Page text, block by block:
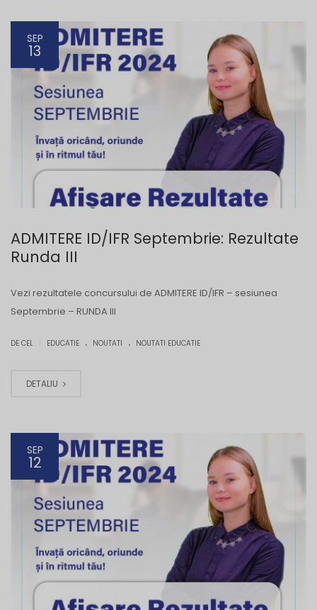
SEP
13
ADMITERE ID/IFR Septembrie: Rezultate
Runda III
Vezi rezultatele concursului de ADMITERE ID/IFR – sesiunea
Septembrie – RUNDA III
DE CEL EDUCATIE . NOUTATI . NOUTATI EDUCATIE
DETALIU
SEP
12